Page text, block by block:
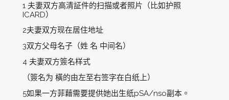
1 夫妻双方高清証件的扫描或者照片（比如护照
ICARD）
2夫妻双方现在居住地址
3双方父母名子（姓 名 中间名）
4 夫妻双方簽名样式
（簽名为 橫的由左至右签字在白纸上）
5如果一方菲藉需要提供她出生纸pSA/nso副本。